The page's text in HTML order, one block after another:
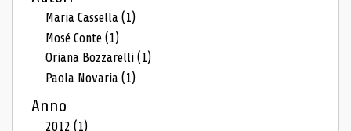
Maria Cassella(1)
Mosé Conte(1)
Oriana Bozzarelli(1)
Paola Novaria(1)
Anno
2012(1)